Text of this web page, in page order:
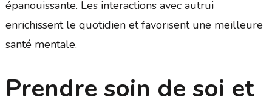
épanouissante. Les interactions avec autrui
enrichissent le quotidien et favorisent une meilleure
santé mentale.
Prendre soin de soi et